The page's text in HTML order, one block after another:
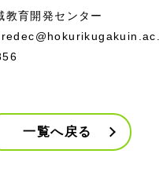
育開発センター
一覧へ戻る